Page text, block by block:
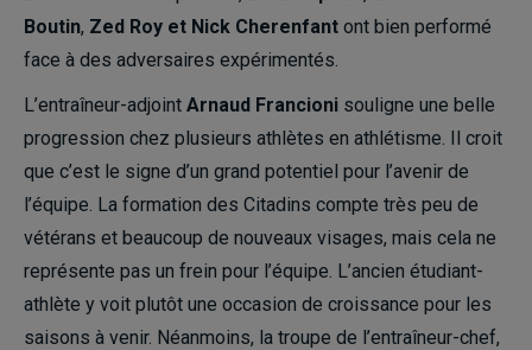
Boutin, Zed Roy et Nick Cherenfant ont bien performé
face à des adversaires expérimentés.
L’entraîneur-adjoint Arnaud Francioni souligne une belle
progression chez plusieurs athlètes en athlétisme. Il croit
que c’est le signe d’un grand potentiel pour l’avenir de
l’équipe. La formation des Citadins compte très peu de
vétérans et beaucoup de nouveaux visages, mais cela ne
représente pas un frein pour l’équipe. L’ancien étudiant-
athlète y voit plutôt une occasion de croissance pour les
saisons à venir. Néanmoins, la troupe de l’entraîneur-chef,